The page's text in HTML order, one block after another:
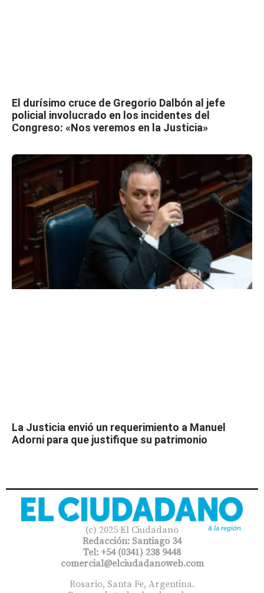
El durísimo cruce de Gregorio Dalbón al jefe
policial involucrado en los incidentes del
Congreso: «Nos veremos en la Justicia»
La Justicia envió un requerimiento a Manuel
Adorni para que justifique su patrimonio
(c) 2025 El Ciudadano
Redacción: Santiago 34
Tel: +54 (0341) 238 9448
comercial@elciudadanoweb.com​
Rosario, Santa Fe, Argentina.